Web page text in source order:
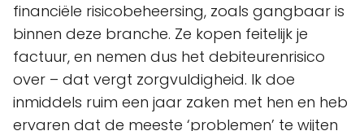
financiële risicobeheersing, zoals gangbaar is
binnen deze branche. Ze kopen feitelijk je
factuur, en nemen dus het debiteurenrisico
over – dat vergt zorgvuldigheid. Ik doe
inmiddels ruim een jaar zaken met hen en heb
ervaren dat de meeste ‘problemen’ te wijten